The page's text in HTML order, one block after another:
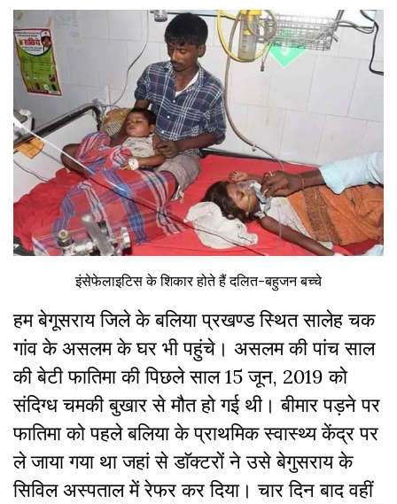
इंसेफेलाइटिस के शिकार होते हैं दलित-बहुजन बच्चे
हम बेगूसराय जिले के बलिया प्रखण्ड स्थित सालेह चक
गांव के असलम के घर भी पहुंचे। असलम की पांच साल
की बेटी फातिमा की पिछले साल 15 जून, 2019 को
संदिग्ध चमकी बुखार से मौत हो गई थी। बीमार पड़ने पर
फातिमा को पहले बलिया के प्राथमिक स्वास्थ्य केंद्र पर
ले जाया गया था जहां से डाॅक्टरों ने उसे बेगुसराय के
सिविल अस्पताल में रेफर कर दिया। चार दिन बाद वहीं